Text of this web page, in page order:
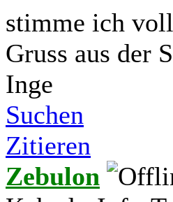
stimme ich
Gruss aus der
Inge
Suchen
Zitieren
Zebulon